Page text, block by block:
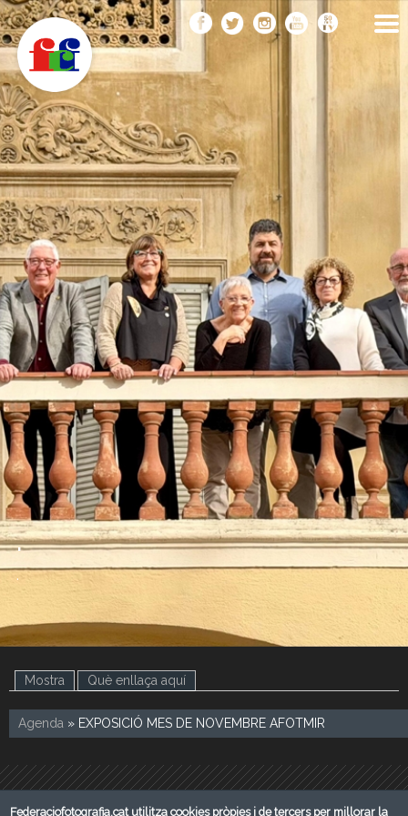
Vés
al
contingut
FEDERACIÓ CATALANA
DE FOTOGRAFIA
F
C
F
.
.
Mostra Què enllaça aquí
Agenda » EXPOSICIÓ MES DE NOVEMBRE AFOTMIR
Federaciofotografia.cat utilitza cookies pròpies i de tercers per millorar la